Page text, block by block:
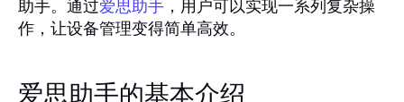
助手。通过爱思助手 ，用户可以实现一系列复杂操
作，让设备管理变得简单高效。
爱思助手的基本介绍